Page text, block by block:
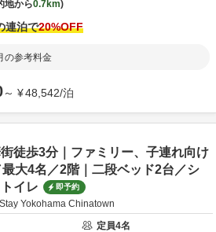
地から0.7km
連泊で20%OFF
の参考料金
～ ¥48,542/泊
徒歩3分｜ファミリー、子連れ向け
最大4名／2階｜二段ベッド2台／シ
イレ
即予約
Yokohama Chinatown
定員4名